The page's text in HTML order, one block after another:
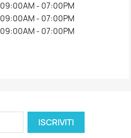
09:00AM - 07:00PM
09:00AM - 07:00PM
09:00AM - 07:00PM